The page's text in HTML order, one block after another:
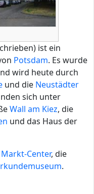
ist ein
Potsdam. Es wurde
wird heute durch
und die Neustädter
sich unter
Wall am Kiez, die
und das Haus der
Markt-Center, die
.